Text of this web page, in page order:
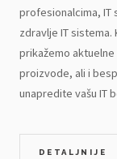
profesionalcima, IT
zdravlje IT sistema.
prikažemo
proizvode, ali i
unapredite vašu IT
DETALJNIJE